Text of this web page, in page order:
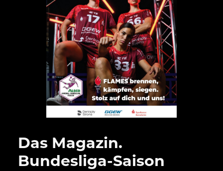
Das Magazin.
Bundesliga-Saison